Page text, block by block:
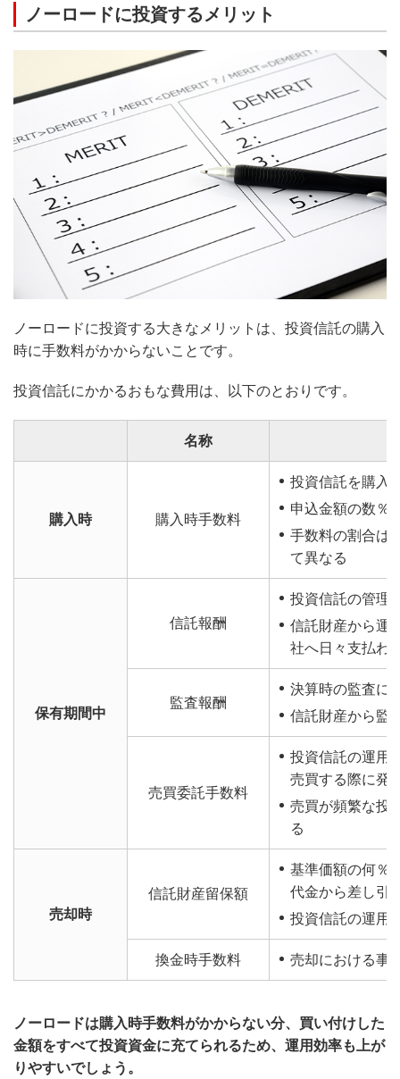
ノーロードに投資するメリット
ノーロードに投資する大きなメリットは、投資信託の購入
時に手数料がかからないことです。
投資信託にかかるおもな費用は、以下のとおりです。
名称
購入時 購入時手数料
投資信託を購入
申込金額の数％
手数料の割合は
て異なる
保有期間中
信託報酬
投資信託の管理
信託財産から運
社へ日々支払わ
監査報酬
決算時の監査に
信託財産から監
売買委託手数料
投資信託の運用
売買する際に発
売買が頻繁な投
る
売却時
信託財産留保額
基準価額の何％
代金から差し引
投資信託の運用
換金時手数料 売却における事
ノーロードは購入時手数料がかからない分、買い付けした
金額をすべて投資資金に充てられるため、運用効率も上が
りやすいでしょう。